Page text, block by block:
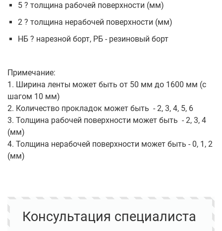
5 ? толщина рабочей поверхности (мм)
2 ? толщина нерабочей поверхности (мм)
НБ ? нарезной борт, РБ - резиновый борт
Примечание:
1. Ширина ленты может быть от 50 мм до 1600 мм (с
шагом 10 мм)
2. Количество прокладок может быть - 2, 3, 4, 5, 6
3. Толщина рабочей поверхности может быть - 2, 3, 4
(мм)
4. Толщина нерабочей поверхности может быть - 0, 1, 2
(мм)
Консультация специалиста